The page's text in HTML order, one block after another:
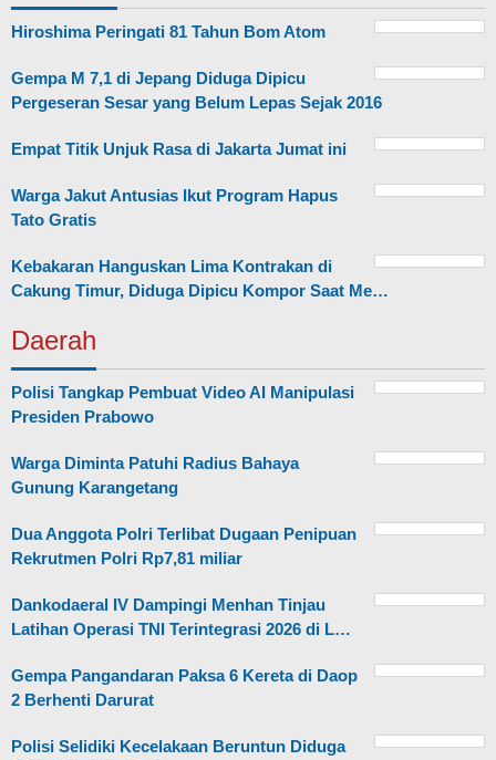
Hiroshima Peringati 81 Tahun Bom Atom
Gempa M 7,1 di Jepang Diduga Dipicu
Pergeseran Sesar yang Belum Lepas Sejak 2016
Empat Titik Unjuk Rasa di Jakarta Jumat ini
Warga Jakut Antusias Ikut Program Hapus
Tato Gratis
Kebakaran Hanguskan Lima Kontrakan di
Cakung Timur, Diduga Dipicu Kompor Saat Me…
Daerah
Polisi Tangkap Pembuat Video AI Manipulasi
Presiden Prabowo
Warga Diminta Patuhi Radius Bahaya
Gunung Karangetang
Dua Anggota Polri Terlibat Dugaan Penipuan
Rekrutmen Polri Rp7,81 miliar
Dankodaeral IV Dampingi Menhan Tinjau
Latihan Operasi TNI Terintegrasi 2026 di L…
Gempa Pangandaran Paksa 6 Kereta di Daop
2 Berhenti Darurat
Polisi Selidiki Kecelakaan Beruntun Diduga